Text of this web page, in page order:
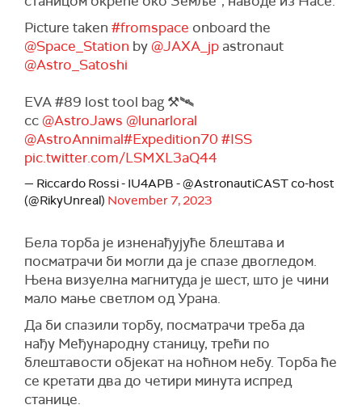
Picture taken #fromspace onboard the
@Space_Station by @JAXA_jp astronaut
@Astro_Satoshi
EVA #89 lost tool bag ⚒️🛰️
cc @AstroJaws @lunarloral
@AstroAnnimal#Expedition70 #ISS
pic.twitter.com/LSMXL3aQ44
— Riccardo Rossi - IU4APB - @AstronautiCAST co-host
(@RikyUnreal) November 7, 2023
Бела торба је изненађујуће блештава и
посматрачи би могли да је спазе двогледом.
Њена визуелна магнитуда је шест, што је чини
мало мање светлом од Урана.
Да би спазили торбу, посматрачи треба да
нађу Међународну станицу, трећи по
блештавости објекат на ноћном небу. Торба ће
се кретати два до четири минута испред
станице.